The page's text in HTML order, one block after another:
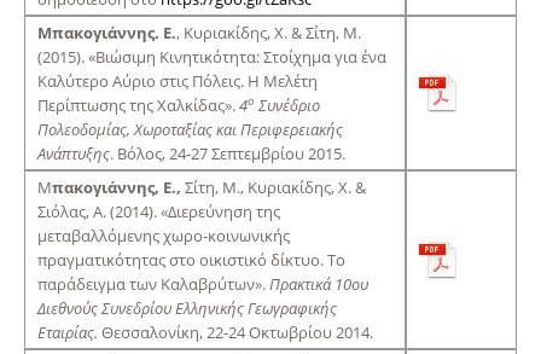
Μπακογιάννης. Ε., Κυριακίδης, Χ. & Σίτη, Μ.
(2015). «Βιώσιμη Κινητικότητα: Στοίχημα για ένα
Καλύτερο Αύριο στις Πόλεις. Η Μελέτη
Περίπτωσης της Χαλκίδας».4ο Συνέδριο
Πολεοδομίας, Χωροταξίας και Περιφερειακής
Ανάπτυξης. Βόλος, 24-27 Σεπτεμβρίου 2015.
Μπακογιάννης, Ε., Σίτη, Μ., Κυριακίδης, Χ. &
Σιόλας, Α. (2014). «Διερεύνηση της
μεταβαλλόμενης χωρο-κοινωνικής
πραγματικότητας στο οικιστικό δίκτυο. Το
παράδειγμα των Καλαβρύτων».Πρακτικά 10ου
Διεθνούς Συνεδρίου Ελληνικής Γεωγραφικής
Εταιρίας. Θεσσαλονίκη, 22-24 Οκτωβρίου 2014.